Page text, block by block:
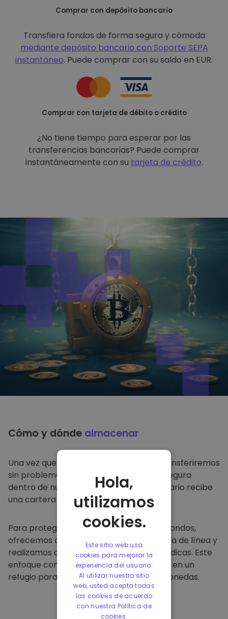
Comprar con depósito bancario
Transfiera fondos de forma segura y cómoda
mediante depósito bancario con Soporte SEPA
instantáneo. Puede comprar con su saldo en EUR.
Comprar con tarjeta de débito o crédito
¿No tiene tiempo para esperar por las
transferencias bancarias? Puede comprar
instantáneamente con su tarjeta de crédito.
Cómo y dónde almacenar
Una vez que compre en
, lo transferiremos
sin problemas a su cartera dedicada y segura
dentro de nuestra plataforma. Cada usuario recibe
una cartera individual.
Para proteger a nuestros clientes y sus fondos,
ofrecemos almacenamiento seguro fuera de línea y
realizamos auditorías de seguridad periódicas. Este
enfoque convierte a nuestra plataforma en un
refugio para almacenar y otras criptomonedas.
Hola,
utilizamos
cookies.
Este sitio web usa
cookies para mejorar la
experiencia del usuario.
Al utilizar nuestro sitio
web, usted acepta todas
las cookies de acuerdo
con nuestra Política de
cookies.